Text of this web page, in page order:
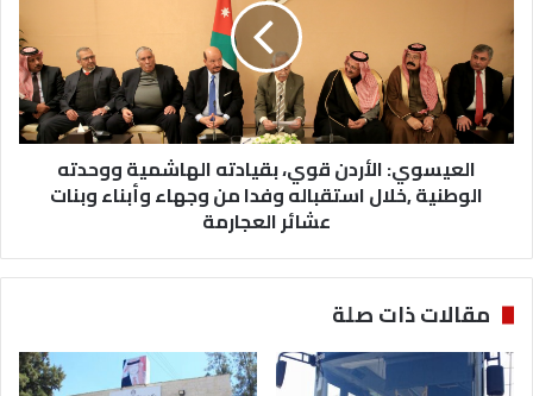
بقيادته
الهاشمية
ووحدته
الوطنية
,خلال
استقباله
وبنات
العجارمة
العيسوي: الأردن قوي، بقيادته الهاشمية ووحدته
الوطنية ,خلال استقباله وفدا من وجهاء وأبناء وبنات
عشائر العجارمة
مقالات ذات صلة